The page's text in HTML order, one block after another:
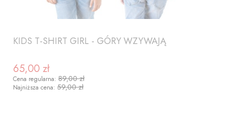
KIDS T-SHIRT GIRL - GÓRY WZYWAJĄ
Cena promocyjna
65,00 zł
Cena regularna: 89,00 zł
Najniższa cena: 59,00 zł